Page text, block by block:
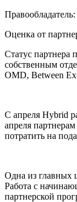
Правообладатель:
Оценка от
Статус партнера
собственным
OMD, Between
С апреля Hybrid
апреля
потратить на
Одна из главных
Работа с
партнерской